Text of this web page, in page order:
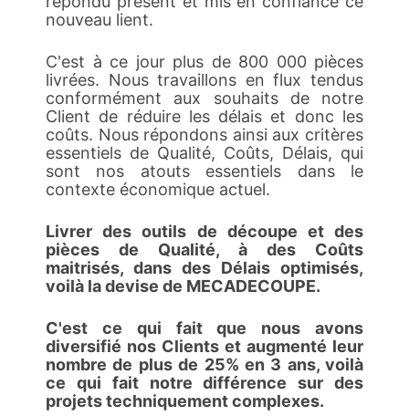
nouveau lient.
C'est à ce jour plus de 800 000 pièces
livrées. Nous travaillons en flux tendus
conformément aux souhaits de notre
Client de réduire les délais et donc les
coûts. Nous répondons ainsi aux critères
essentiels de Qualité, Coûts, Délais, qui
sont nos atouts essentiels dans le
contexte économique actuel.
Livrer des outils de découpe et des
pièces de Qualité, à des Coûts
maitrisés, dans des Délais optimisés,
voilà la devise de MECADECOUPE.
C'est ce qui fait que nous avons
diversifié nos Clients et augmenté leur
nombre de plus de 25% en 3 ans, voilà
ce qui fait notre différence sur des
projets techniquement complexes.